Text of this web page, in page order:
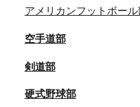
アメリカンフットボール
空手道部
剣道部
硬式野球部